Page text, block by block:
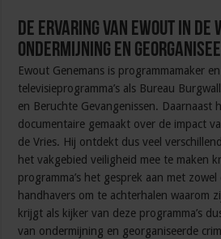
De ervaring van Ewout in de
ondermijning en
Ewout Genemans is programmamaker
televisieprogramma’s als Bureau
en Beruchte Gevangenissen. Daarnaast
documentaire gemaakt over de impact
de Vries. Hij ontdekt dus veel
het vakgebied veiligheid mee te maken
programma’s het gesprek aan met zowel
handhavers om te achterhalen waarom
krijgt als kijker van deze programma’s
van ondermijning en georganiseerde